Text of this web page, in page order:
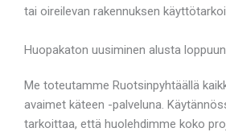
tai oireilevan rakennuksen
Huopakaton uusiminen alusta
Me toteutamme Ruotsinpyhtäällä
avaimet käteen -palveluna.
tarkoittaa, että huolehdimme koko